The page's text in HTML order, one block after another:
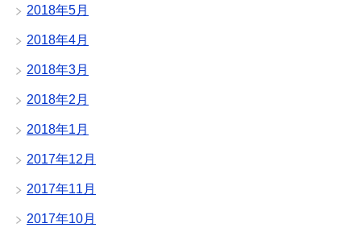
2018年5月
2018年4月
2018年3月
2018年2月
2018年1月
2017年12月
2017年11月
2017年10月